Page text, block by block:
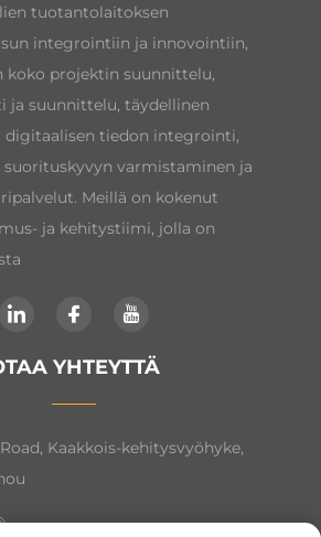
tuotantolaitoksen
integrointiin ja innovointiin,
koko projektin suunnittelu,
ja suunnittelu, täydellinen
digitaalisen tiedon integrointi,
varmistaminen ja
Meillä on kokenut
ja kehitystiimi, jolla on
YHTEYTTÄ
Kaakkois-kehitysvyöhyke,
+86-19906239903